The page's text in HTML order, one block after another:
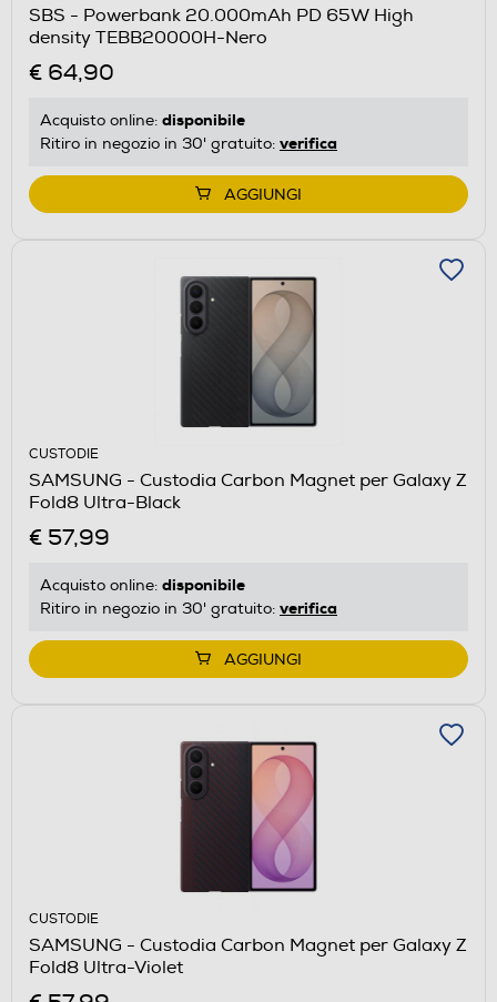
SBS - Powerbank 20.000mAh PD 65W High
density TEBB20000H-Nero
€ 64,90
Acquisto online: disponibile
Ritiro in negozio in 30' gratuito: verifica
AGGIUNGI
CUSTODIE
SAMSUNG - Custodia Carbon Magnet per Galaxy Z
Fold8 Ultra-Black
€ 57,99
Acquisto online: disponibile
Ritiro in negozio in 30' gratuito: verifica
AGGIUNGI
CUSTODIE
SAMSUNG - Custodia Carbon Magnet per Galaxy Z
Fold8 Ultra-Violet